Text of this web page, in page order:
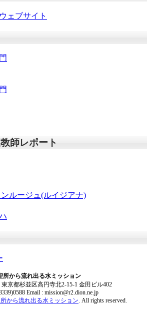
ェブサイト
師レポート
ルージュ(ルイジアナ)
所から流れ出る水ミッション
京都杉並区高円寺北2-15-1 金田ビル402
Email : mission@r2.dion.ne.jp
から流れ出る水ミッション. All rights reserved.